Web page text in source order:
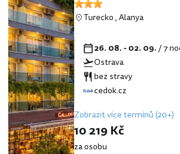
Turecko,Alanya
26. 08. - 02. 09./ 7
Ostrava
bez stravy
cedok.cz
Zobrazit více termínů (20+)
10 219 Kč
za osobu